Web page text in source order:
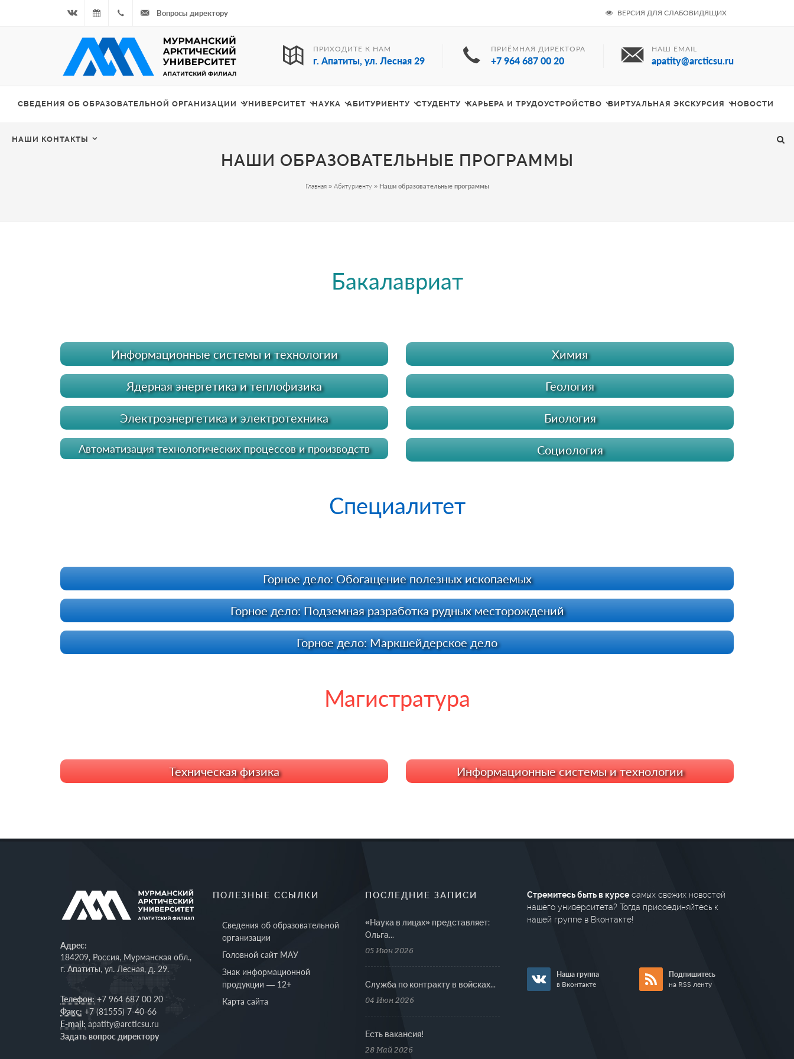
Вконтакте06.08.2026
- Чётная
+7
964
Вопросы директору ВЕРСИЯ ДЛЯ СЛАБОВИДЯЩИХ
ПРИХОДИТЕ К НАМ
г. Апатиты, ул. Лесная 29
ПРИЁМНАЯ ДИРЕКТОРА
+7 964 687 00 20
НАШ EMAIL
apatity@arcticsu.ru
СВЕДЕНИЯ ОБ ОБРАЗОВАТЕЛЬНОЙ ОРГАНИЗАЦИИ УНИВЕРСИТЕТ НАУКА АБИТУРИЕНТУ СТУДЕНТУ КАРЬЕРА И ТРУДОУСТРОЙСТВО ВИРТУАЛЬНАЯ ЭКСКУРСИЯ НОВОСТИ
НАШИ КОНТАКТЫ
НАШИ ОБРАЗОВАТЕЛЬНЫЕ ПРОГРАММЫ
Главная» Абитуриенту » Наши образовательные программы
Бакалавриат
Информационные системы и технологии
Ядерная энергетика и теплофизика
Электроэнергетика и электротехника
Автоматизация технологических процессов и производств
Химия
Геология
Биология
Социология
Специалитет
Горное дело: Обогащение полезных ископаемых
Горное дело: Подземная разработка рудных месторождений
Горное дело: Маркшейдерское дело
Магистратура
Техническая физика Информационные системы и технологии
Адрес:
184209, Россия, Мурманская обл.,
г. Апатиты, ул. Лесная, д. 29.
Телефон: +7 964 687 00 20
Факс: +7 (81555) 7-40-66
E-mail: apatity@arcticsu.ru
Задать вопрос директору
ПОЛЕЗНЫЕ ССЫЛКИ
Сведения об образовательной
организации
Головной сайт МАУ
Знак информационной
продукции — 12+
Карта сайта
ПОСЛЕДНИЕ ЗАПИСИ
«Наука в лицах» представляет:
Ольга...
05 Июн 2026
Cлужба по контракту в войсках...
04 Июн 2026
Есть вакансия!
28 Май 2026
Стремитесь быть в курсе самых свежих новостей
нашего университета? Тогда присоединяйтесь к
нашей группе в Вконтакте!
Наша группа
в Вконтакте
Подпишитесь
на RSS ленту